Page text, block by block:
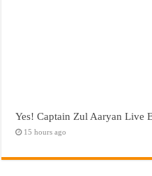
Yes! Captain Zul Aaryan Live
15 hours ago